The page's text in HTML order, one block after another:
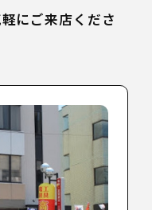
にご来店くださ